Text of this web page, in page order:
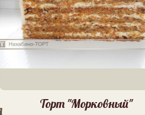
Торт "Морковный"